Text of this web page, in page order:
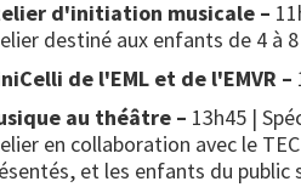
d'initiation musicale –
destiné aux enfants de 4 à
de l'EML et de l'EMVR –
au théâtre – 13h45 |
en collaboration avec le
et les enfants du